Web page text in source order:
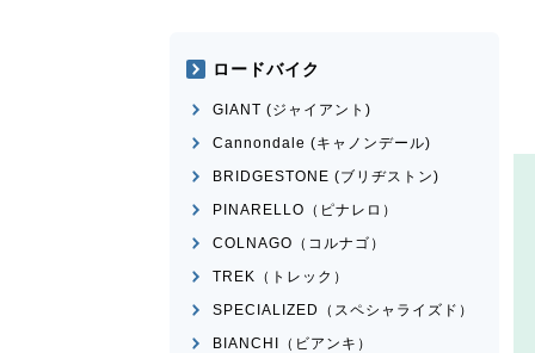
ロードバイク
GIANT (ジャイアント)
Cannondale (キャノンデール)
BRIDGESTONE (ブリヂストン)
PINARELLO（ピナレロ）
COLNAGO（コルナゴ）
TREK（トレック）
SPECIALIZED（スペシャライズド）
BIANCHI（ビアンキ）